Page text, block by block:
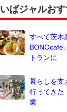
いばジャルお
すべて茨木
BONOcafe
トランに
暮らしを支
行ってきた
業